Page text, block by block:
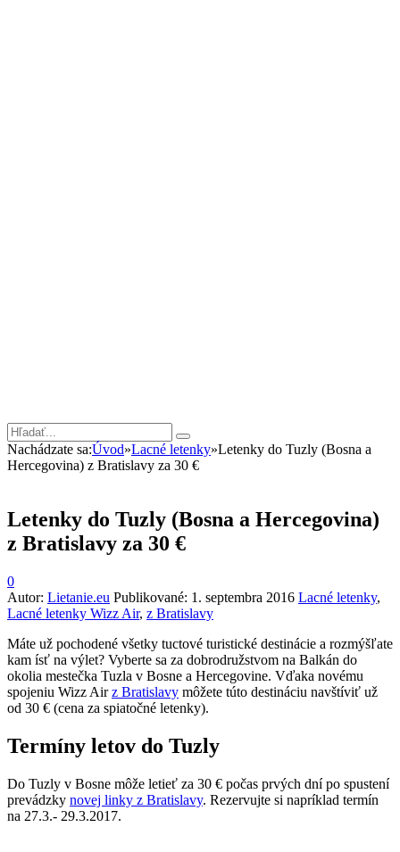
Nachádzate sa:Úvod»Lacné letenky»Letenky do Tuzly (Bosna a
Hercegovina) z Bratislavy za 30 €
Letenky do Tuzly (Bosna a Hercegovina)
z Bratislavy za 30 €
0
Autor: Lietanie.eu Publikované: 1. septembra 2016 Lacné letenky,
Lacné letenky Wizz Air, z Bratislavy
Máte už pochodené všetky tuctové turistické destinácie a rozmýšľate
kam ísť na výlet? Vyberte sa za dobrodružstvom na Balkán do
okolia mestečka Tuzla v Bosne a Hercegovine. Vďaka novému
spojeniu Wizz Airz Bratislavy môžete túto destináciu navštíviť už
od 30 € (cena za spiatočné letenky).
Termíny letov do Tuzly
Do Tuzly v Bosne môže letieť za 30 € počas prvých dní po spustení
prevádzky novej linky z Bratislavy. Rezervujte si napríklad termín
na 27.3.- 29.3.2017.